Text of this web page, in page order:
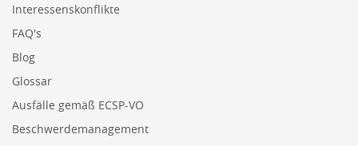
Interessenskonflikte
FAQ's
Blog
Glossar
Ausfälle gemäß ECSP-VO
Beschwerdemanagement